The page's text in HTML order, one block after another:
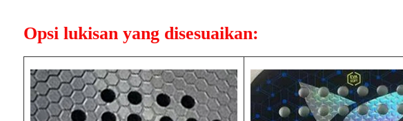
Opsi lukisan yang disesuaikan: